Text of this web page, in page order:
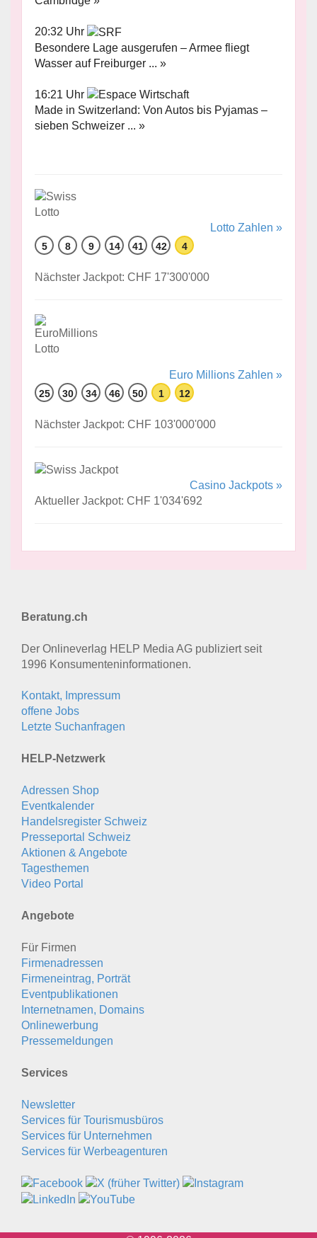
20:32 Uhr
Besondere Lage ausgerufen – Armee fliegt
Wasser auf Freiburger ... »
16:21 Uhr
Made in Switzerland: Von Autos bis Pyjamas –
sieben Schweizer ... »
Lotto Zahlen »
5 8 9 14 41 42 4
Nächster Jackpot: CHF 17'300'000
Euro Millions Zahlen »
25 30 34 46 50 1 12
Nächster Jackpot: CHF 103'000'000
Casino Jackpots »
Aktueller Jackpot: CHF 1'034'692
Beratung.ch
Der Onlineverlag HELP Media AG publiziert seit
1996 Konsumenten­informationen.
Kontakt, Impressum
offene Jobs
Letzte Suchanfragen
HELP-Netzwerk
Adressen Shop
Eventkalender
Handelsregister Schweiz
Presseportal Schweiz
Aktionen & Angebote
Tagesthemen
Video Portal
Angebote
Für Firmen
Firmenadressen
Firmeneintrag, Porträt
Eventpublikationen
Internetnamen, Domains
Onlinewerbung
Pressemeldungen
Services
Newsletter
Services für Tourismusbüros
Services für Unternehmen
Services für Werbeagenturen